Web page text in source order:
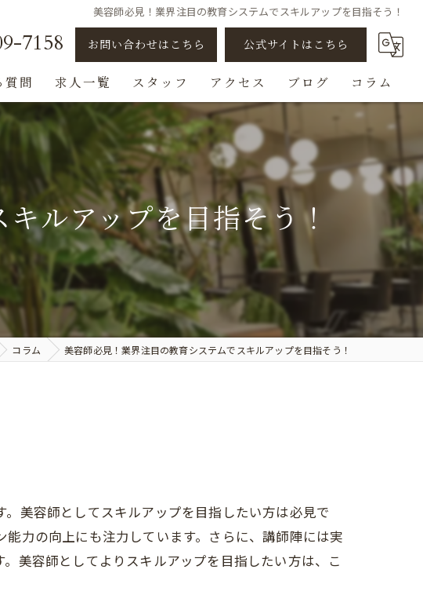
美容師必見！業界注目の教育システムでスキルアップを目指そう！
7158 お問い合わせはこちら 公式サイトはこちら
質問 求人一覧 スタッフ
アシスタント
スタイリスト
ビューティスト
スパニスト
チェンジ/転職
アクセス ブログ コラム
ルアップを目指そう！
コラム 美容師必見！業界注目の教育システムでスキルアップを目指そう！
美容師としてスキルアップを目指したい方は必見で
力の向上にも注力しています。さらに、講師陣には実
美容師としてよりスキルアップを目指したい方は、こ